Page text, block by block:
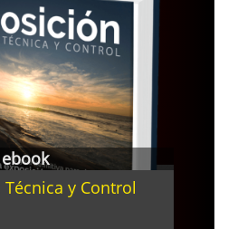
ebook
y Control